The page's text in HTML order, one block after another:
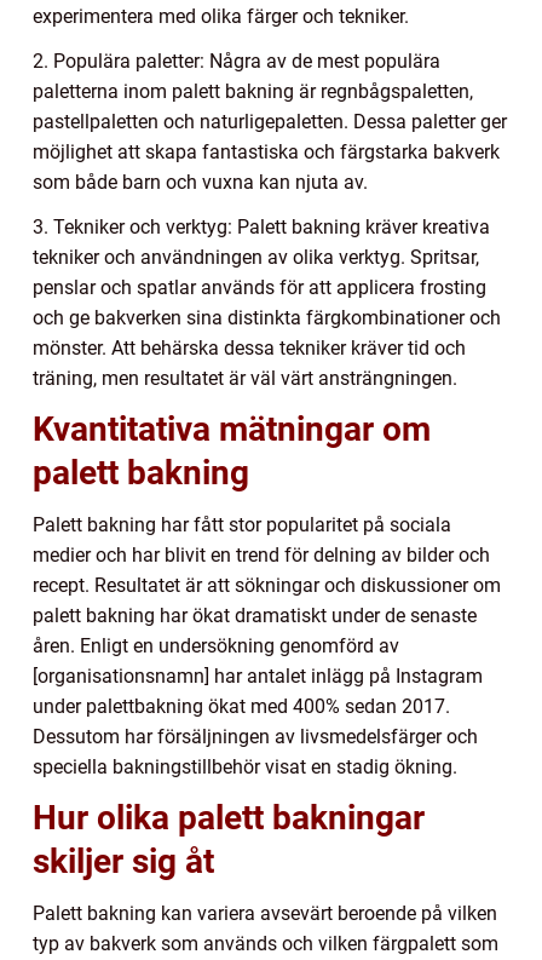
experimentera med olika färger och tekniker.
2. Populära paletter: Några av de mest populära
paletterna inom palett bakning är regnbågspaletten,
pastellpaletten och naturligepaletten. Dessa paletter ger
möjlighet att skapa fantastiska och färgstarka bakverk
som både barn och vuxna kan njuta av.
3. Tekniker och verktyg: Palett bakning kräver kreativa
tekniker och användningen av olika verktyg. Spritsar,
penslar och spatlar används för att applicera frosting
och ge bakverken sina distinkta färgkombinationer och
mönster. Att behärska dessa tekniker kräver tid och
träning, men resultatet är väl värt ansträngningen.
Kvantitativa mätningar om
palett bakning
Palett bakning har fått stor popularitet på sociala
medier och har blivit en trend för delning av bilder och
recept. Resultatet är att sökningar och diskussioner om
palett bakning har ökat dramatiskt under de senaste
åren. Enligt en undersökning genomförd av
[organisationsnamn] har antalet inlägg på Instagram
under palettbakning ökat med 400% sedan 2017.
Dessutom har försäljningen av livsmedelsfärger och
speciella bakningstillbehör visat en stadig ökning.
Hur olika palett bakningar
skiljer sig åt
Palett bakning kan variera avsevärt beroende på vilken
typ av bakverk som används och vilken färgpalett som